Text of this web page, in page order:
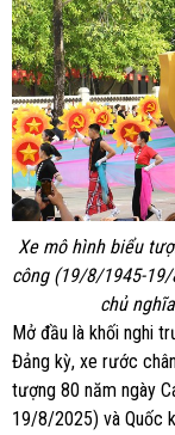
Xe mô hình biểu
công (19/8/1945-
chủ
Mở đầu là khối nghi
Đảng kỳ, xe rước
tượng 80 năm ngày
19/8/2025) và Quốc